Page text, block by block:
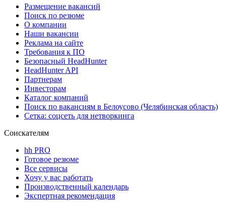
Размещение вакансий
Поиск по резюме
О компании
Наши вакансии
Реклама на сайте
Требования к ПО
Безопасный HeadHunter
HeadHunter API
Партнерам
Инвесторам
Каталог компаний
Поиск по вакансиям в Белоусово (Челябинская область)
Сетка: соцсеть для нетворкинга
Соискателям
hh PRO
Готовое резюме
Все сервисы
Хочу у вас работать
Производственный календарь
Экспертная рекомендация